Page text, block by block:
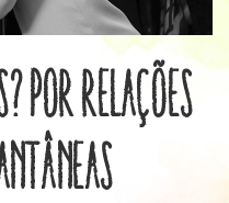
Por relações